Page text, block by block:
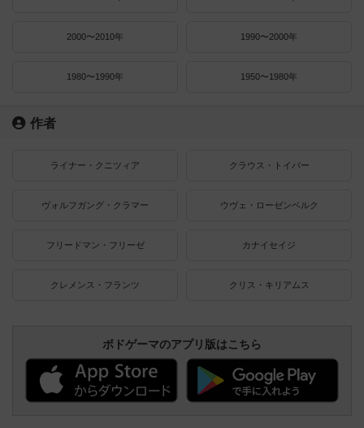
2000〜2010年 1990〜2000年
1980〜1990年 1950〜1980年
作者
ライナー・クニツィア クラウス・トイバー
ヴォルフガング・クラマー ウヴェ・ローゼンベルク
フリードマン・フリーゼ カナイセイジ
クレメンス・フランツ クリス・キリアムス
ボドゲーマのアプリ版はこちら